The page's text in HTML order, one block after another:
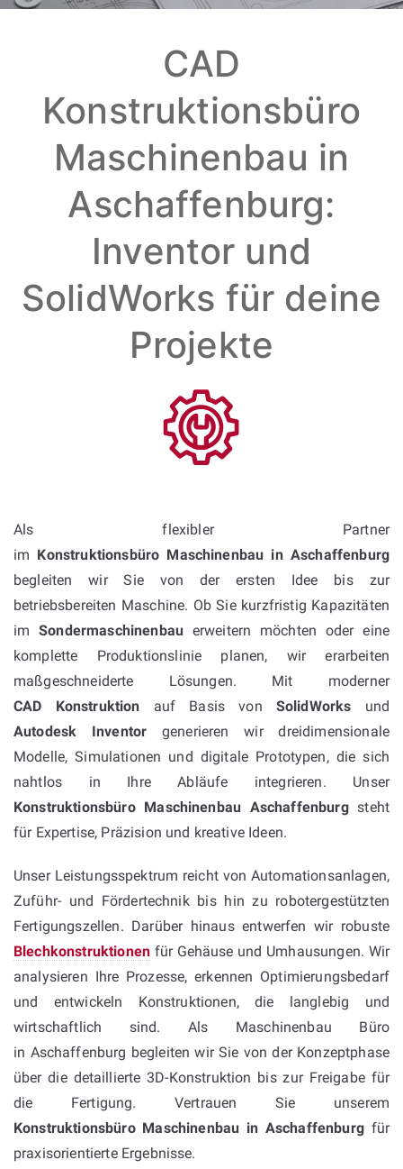
CAD
Konstruktionsbüro
Maschinenbau in
Aschaffenburg:
Inventor und
SolidWorks für deine
Projekte
Als flexibler Partner
im Konstruktionsbüro Maschinenbau in Aschaffenburg
begleiten wir Sie von der ersten Idee bis zur
betriebsbereiten Maschine. Ob Sie kurzfristig Kapazitäten
imSondermaschinenbau erweitern möchten oder eine
komplette Produktionslinie planen, wir erarbeiten
maßgeschneiderte Lösungen. Mit moderner
CAD Konstruktion auf Basis von SolidWorks und
Autodesk Inventor generieren wir dreidimensionale
Modelle, Simulationen und digitale Prototypen, die sich
nahtlos in Ihre Abläufe integrieren. Unser
Konstruktionsbüro Maschinenbau Aschaffenburgsteht
für Expertise, Präzision und kreative Ideen.
Unser Leistungsspektrum reicht von Automationsanlagen,
Zuführ- und Fördertechnik bis hin zu robotergestützten
Fertigungszellen. Darüber hinaus entwerfen wir robuste
Blechkonstruktionen für Gehäuse und Umhausungen. Wir
analysieren Ihre Prozesse, erkennen Optimierungsbedarf
und entwickeln Konstruktionen, die langlebig und
wirtschaftlich sind. Als Maschinenbau Büro
in Aschaffenburg begleiten wir Sie von der Konzeptphase
über die detaillierte 3D-Konstruktion bis zur Freigabe für
die Fertigung. Vertrauen Sie unserem
Konstruktionsbüro Maschinenbau in Aschaffenburgfür
praxisorientierte Ergebnisse.